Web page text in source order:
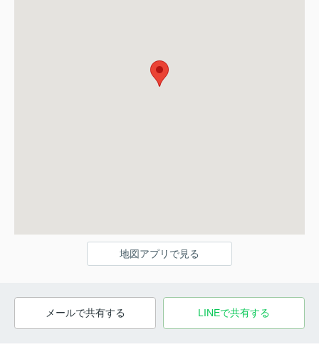
地図アプリで見る
メールで共有する LINEで共有する